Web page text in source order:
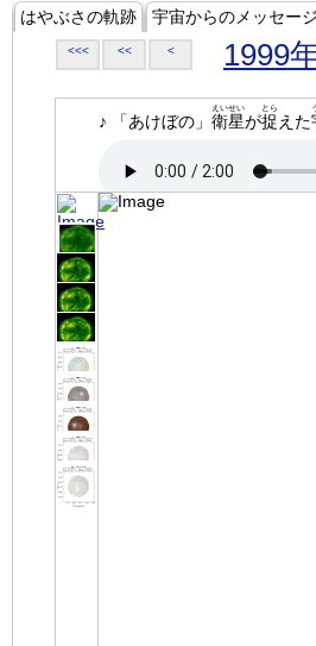
はやぶさの軌跡 宇宙からのメッセージ
<<< << < 1999
♪ 「あけぼの」 衛星
えいせい
が捉
とら
えた